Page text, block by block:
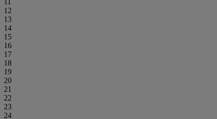
11
12
13
14
15
16
17
18
19
20
21
22
23
24